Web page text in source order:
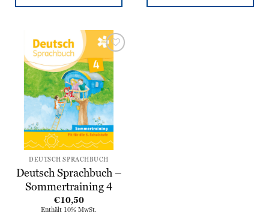
Zur
Wunschliste
hinzufügen
DEUTSCH SPRACHBUCH
Deutsch Sprachbuch –
Sommertraining 4
€10,50
Enthält 10% MwSt.